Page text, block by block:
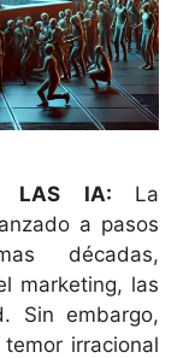
LAS IA: La
a pasos
décadas,
marketing, las
Sin embargo,
irracional